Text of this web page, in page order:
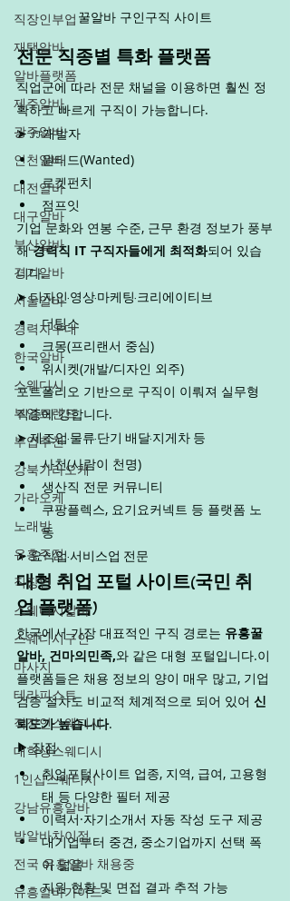
직장인부업
재택알바
알바플랫폼
제주알바
광주알바
인천알바
대전알바
대구알바
부산알바
경기알바
서울알바
경력자우대
한국알바
스웨디시
부업트렌드
부업추천
강북가라오케
가라오케
노래방
유흥주점
직장인
스웨디시알바
스웨디시구인
마사지
테라피스트
직장인스웨디시
대학생스웨디시
1인샵스웨디시
강남유흥알바
밤알바차이점
전국 유흥알바 채용중
유흥알바가이드
꿀알바 구인구직 사이트
전문 직종별 특화 플랫폼
직업군에 따라 전문 채널을 이용하면 훨씬 정
확하고 빠르게 구직이 가능합니다.
➤ IT·개발자
원티드(Wanted)
로켓펀치
점프잇
기업 문화와 연봉 수준, 근무 환경 정보가 풍부
해 경력직 IT 구직자들에게 최적화되어 있습
니다.
➤ 디자인·영상·마케팅·크리에이티브
더팀스
크몽(프리랜서 중심)
위시켓(개발/디자인 외주)
포트폴리오 기반으로 구직이 이뤄져 실무형
직종에 강합니다.
➤ 제조업·물류·단기 배달·지게차 등
사천(사람이 천명)
생산직 전문 커뮤니티
쿠팡플렉스, 요기요커넥트 등 플랫폼 노
동
➤ 요식업·서비스업 전문
대형 취업 포털 사이트(국민 취
업 플랫폼)
한국에서 가장 대표적인 구직 경로는 유흥꿀
알바, 건마의민족,와 같은 대형 포털입니다.이
플랫폼들은 채용 정보의 양이 매우 많고, 기업
검증 절차도 비교적 체계적으로 되어 있어 신
뢰도가 높습니다.
▶ 장점
취업포털사이트 업종, 지역, 급여, 고용형
태 등 다양한 필터 제공
이력서·자기소개서 자동 작성 도구 제공
대기업부터 중견, 중소기업까지 선택 폭
이 넓음
지원 현황 및 면접 결과 추적 가능